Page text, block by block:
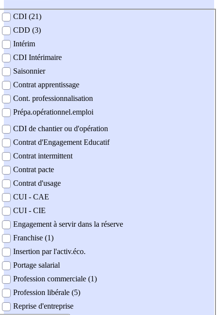
contrat
CDI (21)
CDD (3)
Intérim
CDI Intérimaire
Saisonnier
Contrat apprentissage
Cont. professionnalisation
Prépa.opérationnel.emploi
CDI de chantier ou d'opération
Contrat d'Engagement Educatif
Contrat intermittent
Contrat pacte
Contrat d'usage
CUI - CAE
CUI - CIE
Engagement à servir dans la réserve
Franchise (1)
Insertion par l'activ.éco.
Portage salarial
Profession commerciale (1)
Profession libérale (5)
Reprise d'entreprise